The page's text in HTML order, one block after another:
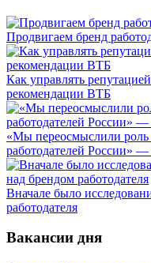
Продвигаем бренд
Как управлять
рекомендации ВТБ
«Мы переосмыслили
работодателей России» —
Вначале было
работодателя
Вакансии дня